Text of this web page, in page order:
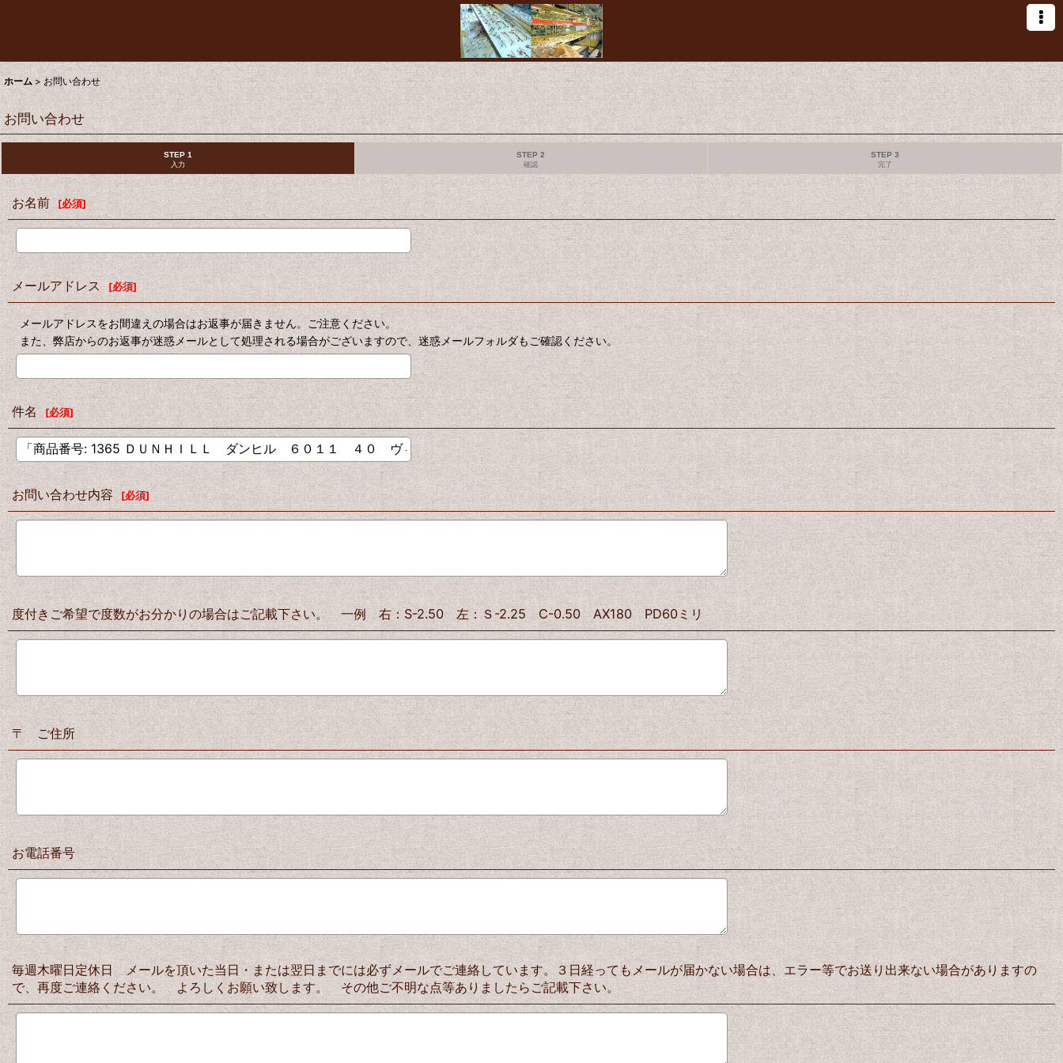
ホーム > お問い合わせ
お問い合わせ
STEP 1
入力
STEP 2
確認
STEP 3
完了
お名前 [必須]
メールアドレス [必須]
メールアドレスをお間違えの場合はお返事が届きません。ご注意ください。
また、弊店からのお返事が迷惑メールとして処理される場合がございますので、迷惑メールフォルダもご確認ください。
件名 [必須]
お問い合わせ内容 [必須]
度付きご希望で度数がお分かりの場合はご記載下さい。 一例 右：S-2.50 左：Ｓ-2.25 C-0.50 AX180 PD60ミリ
〒 ご住所
お電話番号
毎週木曜日定休日 メールを頂いた当日・または翌日までには必ずメールでご連絡しています。３日経ってもメールが届かない場合は、エラー等でお送り出来ない場合がありますの
で、再度ご連絡ください。 よろしくお願い致します。 その他ご不明な点等ありましたらご記載下さい。